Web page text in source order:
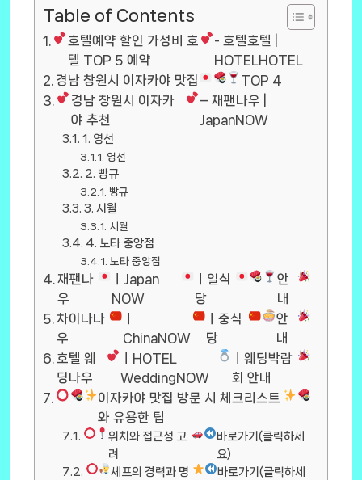
Table of Contents
호텔예약 할인 가성비 호
텔 TOP 5 예약
- 호텔호텔 |
HOTELHOTEL
경남 창원시 이자카야 맛집
TOP 4
경남 창원시 이자카
야 추천
– 재팬나우 |
JapanNOW
1. 영선
영선
2. 빵규
빵규
3. 시월
시월
4. 노타 중앙점
노타 중앙점
재팬나
우
ㅣJapan
NOW
ㅣ일식
당
안
내
차이나나
우
ChinaNOW
ㅣ중식
당
안
내
호텔 웨
딩나우
ㅣHOTEL
WeddingNOW
ㅣ웨딩박람
회 안내
이자카야 맛집 방문 시 체크리스트
와 유용한 팁
위치와 접근성 고
려
바로가기(클릭하세
요)
셰프의 경력과 명
바로가기(클릭하세